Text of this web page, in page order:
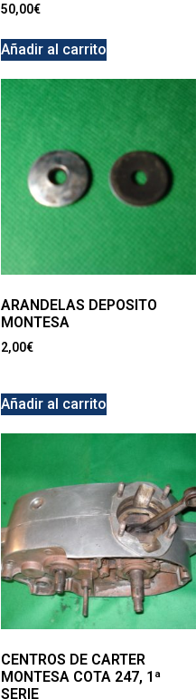
50,00€
Añadir al carrito
ARANDELAS DEPOSITO
MONTESA
2,00€
Añadir al carrito
CENTROS DE CARTER
MONTESA COTA 247, 1ª
SERIE